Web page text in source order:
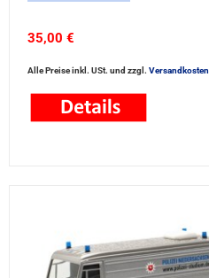
35,00 €
Alle Preise inkl. USt. und zzgl. Versandkosten